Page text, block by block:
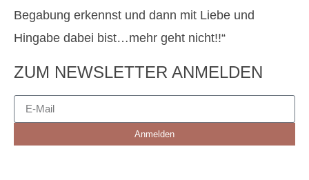
Begabung erkennst und dann mit Liebe und
Hingabe dabei bist…mehr geht nicht!!“
ZUM NEWSLETTER ANMELDEN
Anmelden